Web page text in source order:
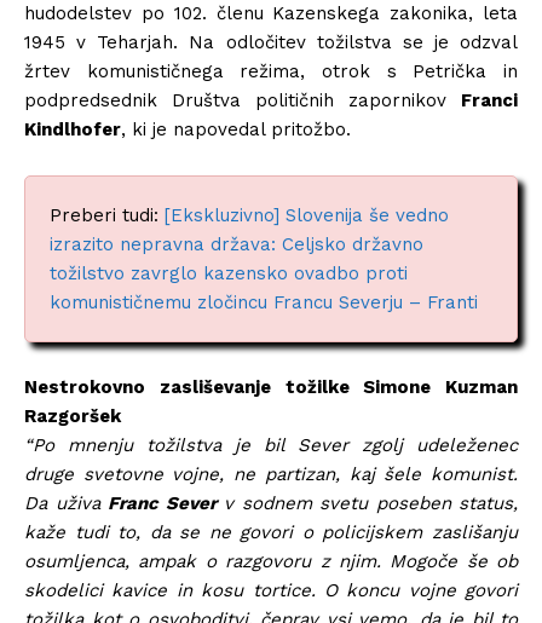
hudodelstev po 102. členu Kazenskega zakonika, leta
1945 v Teharjah. Na odločitev tožilstva se je odzval
žrtev komunističnega režima, otrok s Petrička in
podpredsednik Društva političnih zapornikov Franci
Kindlhofer, ki je napovedal pritožbo.
Preberi tudi: [Ekskluzivno] Slovenija še vedno
izrazito nepravna država: Celjsko državno
tožilstvo zavrglo kazensko ovadbo proti
komunističnemu zločincu Francu Severju – Franti
Nestrokovno zasliševanje tožilke Simone Kuzman
Razgoršek
“Po mnenju tožilstva je bil Sever zgolj udeleženec
druge svetovne vojne, ne partizan, kaj šele komunist.
Da uživa Franc Severv sodnem svetu poseben status,
kaže tudi to, da se ne govori o policijskem zaslišanju
osumljenca, ampak o razgovoru z njim. Mogoče še ob
skodelici kavice in kosu tortice. O koncu vojne govori